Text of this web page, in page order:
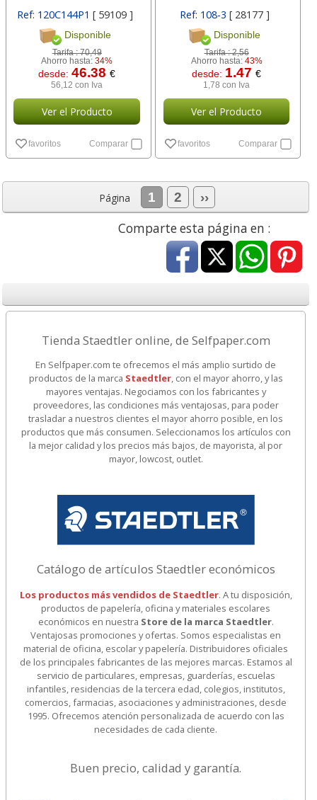
Ref: 120C144P1[ 59109 ]
Disponible
Tarifa :70,49
Ahorro hasta:34%
desde:46.38€
56,12 con Iva
Ver el Producto
favoritos Comparar
Ref: 108-3 [ 28177 ]
Disponible
Tarifa :2,56
Ahorro hasta: 43%
desde: 1.47€
1,78 con Iva
Ver el Producto
favoritos Comparar
Página 1 2 ››
Comparte esta página en :
Tienda Staedtler online, de Selfpaper.com
En Selfpaper.com te ofrecemos el más amplio surtido de
productos de la marca Staedtler, con el mayor ahorro, y las
mayores ventajas. Negociamos con los fabricantes y
proveedores, las condiciones más ventajosas, para poder
trasladar a nuestros clientes el mayor ahorro posible, en los
productos que más consumen. Seleccionamos los artículos con
la mejor calidad y los precios más bajos, de mayorista, al por
mayor, lowcost, outlet.
Catálogo de artículos Staedtler económicos
Los productos más vendidos de Staedtler. A tu disposición,
productos de papelería, oficina y materiales escolares
económicos en nuestra Store de la marca Staedtler.
Ventajosas promociones y ofertas. Somos especialistas en
material de oficina, escolar y papelería. Distribuidores oficiales
de los principales fabricantes de las mejores marcas. Estamos al
servicio de particulares, empresas, guarderías, escuelas
infantiles, residencias de la tercera edad, colegios, institutos,
comercios, farmacias, asociaciones y administraciones, desde
1995. Ofrecemos atención personalizada de acuerdo con las
necesidades de cada cliente.
Buen precio, calidad y garantía.